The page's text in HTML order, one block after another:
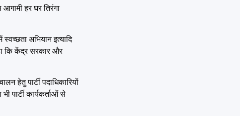
हर घर तिरंगा
अभियान इत्यादि
कि केंद्र सरकार और
हेतु पार्टी पदाधिकारियों
पार्टी कार्यकर्ताओं से